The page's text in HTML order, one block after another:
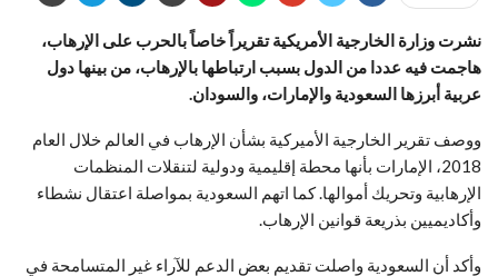
نشرت وزارة الخارجية الأمريكية تقريراً خاصاً بالحرب على الإرهاب،
هاجمت فيه عددا من الدول بسبب ارتباطها بالإرهاب، من بينها دول
عربية أبرزها السعودية والإمارات، والسودان.
ووصف تقرير الخارجية الأميركية بشأن الإرهاب في العالم خلال العام
2018، الإمارات بأنها محطة إقليمية ودولية لتنقلات المنظمات
الإرهابية وتحريك أموالها. كما اتهم السعودية بمواصلة اعتقال نشطاء
وأكاديميين بذريعة قوانين الإرهاب.
وأكد أن السعودية واصلت تقديم بعض الدعم للآراء غير المتسامحة في